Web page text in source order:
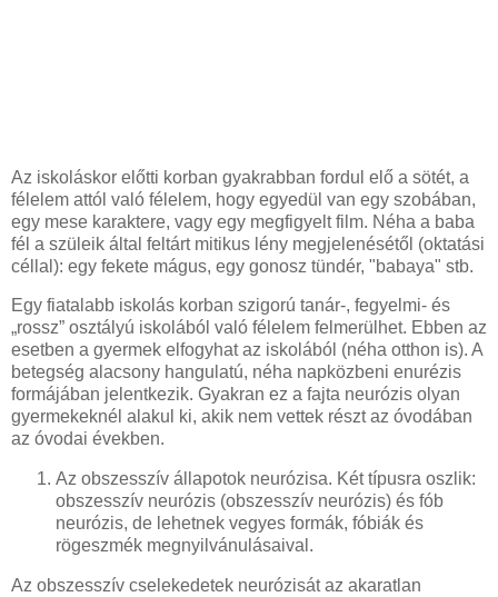
Az iskoláskor előtti korban gyakrabban fordul elő a sötét, a
félelem attól való félelem, hogy egyedül van egy szobában,
egy mese karaktere, vagy egy megfigyelt film. Néha a baba
fél a szüleik által feltárt mitikus lény megjelenésétől (oktatási
céllal): egy fekete mágus, egy gonosz tündér, "babaya" stb.
Egy fiatalabb iskolás korban szigorú tanár-, fegyelmi- és
„rossz” osztályú iskolából való félelem felmerülhet. Ebben az
esetben a gyermek elfogyhat az iskolából (néha otthon is). A
betegség alacsony hangulatú, néha napközbeni enurézis
formájában jelentkezik. Gyakran ez a fajta neurózis olyan
gyermekeknél alakul ki, akik nem vettek részt az óvodában
az óvodai években.
Az obszesszív állapotok neurózisa. Két típusra oszlik:
obszesszív neurózis (obszesszív neurózis) és fób
neurózis, de lehetnek vegyes formák, fóbiák és
rögeszmék megnyilvánulásaival.
Az obszesszív cselekedetek neurózisát az akaratlan